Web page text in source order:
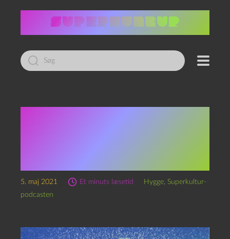
Led
efter:
5. maj 2021 Et minuts læsetid Hygge, Superkultur-
podcasten